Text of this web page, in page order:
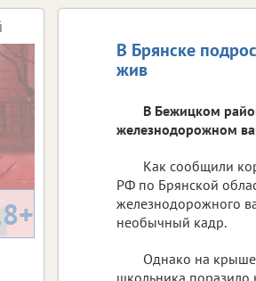
В Брянске
жив
В Бежицком
железнодорожном
Как сообщили
РФ по Брянской
железнодорожного
необычный кадр.
Однако на крыше
школьника поразило